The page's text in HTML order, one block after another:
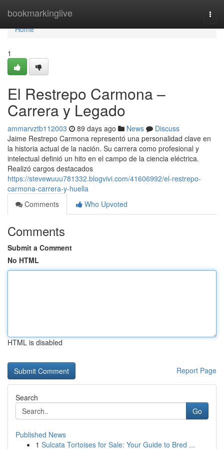
bookmarkinglive
Home
Home
1
El Restrepo Carmona –
Carrera y Legado
ammarvztb112003 89 days ago News
Discuss
Jaime Restrepo Carmona representó una personalidad clave en
la historia actual de la nación. Su carrera como profesional y
intelectual definió un hito en el campo de la ciencia eléctrica.
Realizó cargos destacados
https://stevewuuu781332.blogvivi.com/41606992/el-restrepo-
carmona-carrera-y-huella
Comments
Who Upvoted
Comments
Submit a Comment
No HTML
HTML is disabled
Report Page
Search
Go
Published News
1 Sulcata Tortoises for Sale: Your Guide to Bred ...